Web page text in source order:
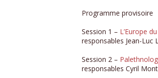
Programme provisoire
Session 1 – L’Europe
responsables Jean-Luc
Session 2 –
responsables Cyril